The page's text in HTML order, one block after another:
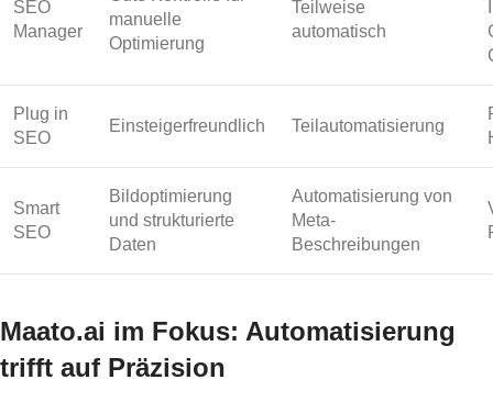
SEO
Manager
manuelle
Optimierung
Teilweise
automatisch
Plug in
SEO
Einsteigerfreundlich Teilautomatisierung
Smart
SEO
Bildoptimierung
und strukturierte
Daten
Automatisierung von
Meta-
Beschreibungen
Maato.ai im Fokus: Automatisierung
trifft auf Präzision